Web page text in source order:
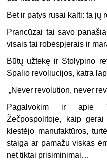
Bet ir patys rusai kalti: ta jų
Prancūzai tai savo
visais tai robespjerais ir
Būtų užtekę ir Stolypino
Spalio revoliucijos, katra
„Never revolution, never
Pagalvokim ir apie
Žečpospolitoje, kaip
klestėjo manufaktūros,
staiga ar pamažu viskas
net tiktai prisiminimai…